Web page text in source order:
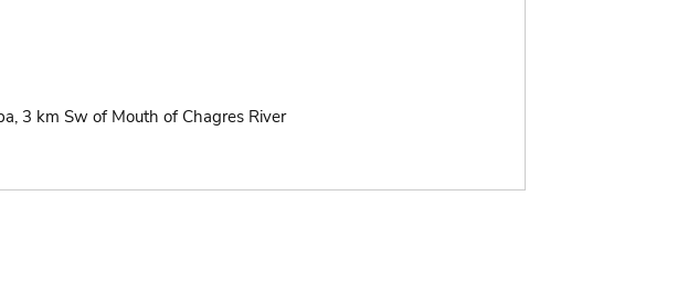
3 km Sw of Mouth of Chagres River